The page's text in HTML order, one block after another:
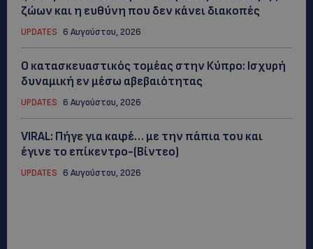
ζώων και η ευθύνη που δεν κάνει διακοπές
UPDATES 6 Αυγούστου, 2026
Ο κατασκευαστικός τομέας στην Κύπρο: Ισχυρή
δυναμική εν μέσω αβεβαιότητας
UPDATES 6 Αυγούστου, 2026
VIRAL: Πήγε για καφέ… με την πάπια του και
έγινε το επίκεντρο-(Βίντεο)
UPDATES 6 Αυγούστου, 2026